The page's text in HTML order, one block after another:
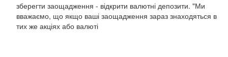
зберегти заощадження - відкрити валютні депозити. "Ми
вважаємо, що якщо ваші заощадження зараз знаходяться в
тих же акціях або валюті